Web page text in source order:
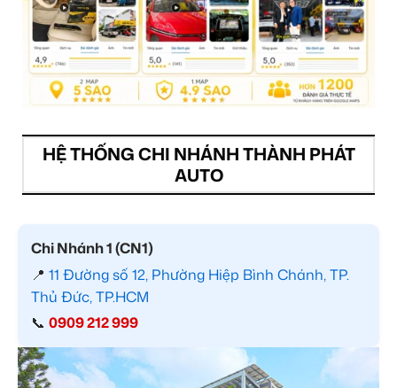
HỆ THỐNG CHI NHÁNH THÀNH PHÁT
AUTO
Chi Nhánh 1 (CN1)
📍 11 Đường số 12, Phường Hiệp Bình Chánh, TP.
Thủ Đức, TP.HCM
📞 0909 212 999